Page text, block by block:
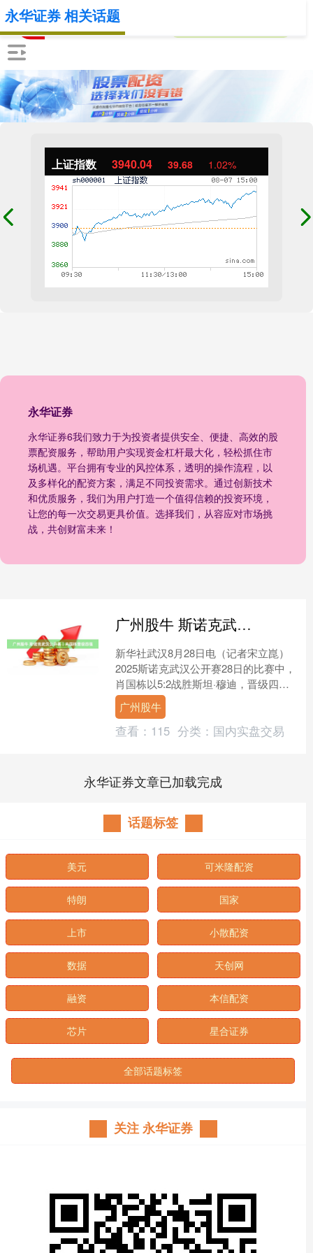
上证指数 3940.04 39.68 1.02%
永华证券
永华证券6我们致力于为投资者提供安全、便捷、高效的股
票配资服务，帮助用户实现资金杠杆最大化，轻松抓住市
场机遇。平台拥有专业的风控体系，透明的操作流程，以
及多样化的配资方案，满足不同投资需求。通过创新技术
和优质服务，我们为用户打造一个值得信赖的投资环境，
让您的每一次交易更具价值。选择我们，从容应对市场挑
战，共创财富未来！
永华证券 相关话题
广州股牛 斯诺克武汉公开赛｜肖国栋晋级四强
新华社武汉8月28日电（记者宋立崑）
2025斯诺克武汉公开赛28日的比赛中，
肖国栋以5:2战胜斯坦·穆迪，晋级四
强；张安达、斯佳辉双双止步八强。 卫
冕冠军肖国栋....
广州股牛
查看： 115 分类： 国内实盘交易
永华证券文章已加载完成
话题标签
美元 可米隆配资
特朗 国家
上市 小散配资
数据 天创网
融资 本信配资
芯片 星合证券
全部话题标签
关注 永华证券